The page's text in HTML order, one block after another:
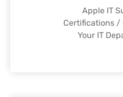
Apple IT
Certifications /
Your IT